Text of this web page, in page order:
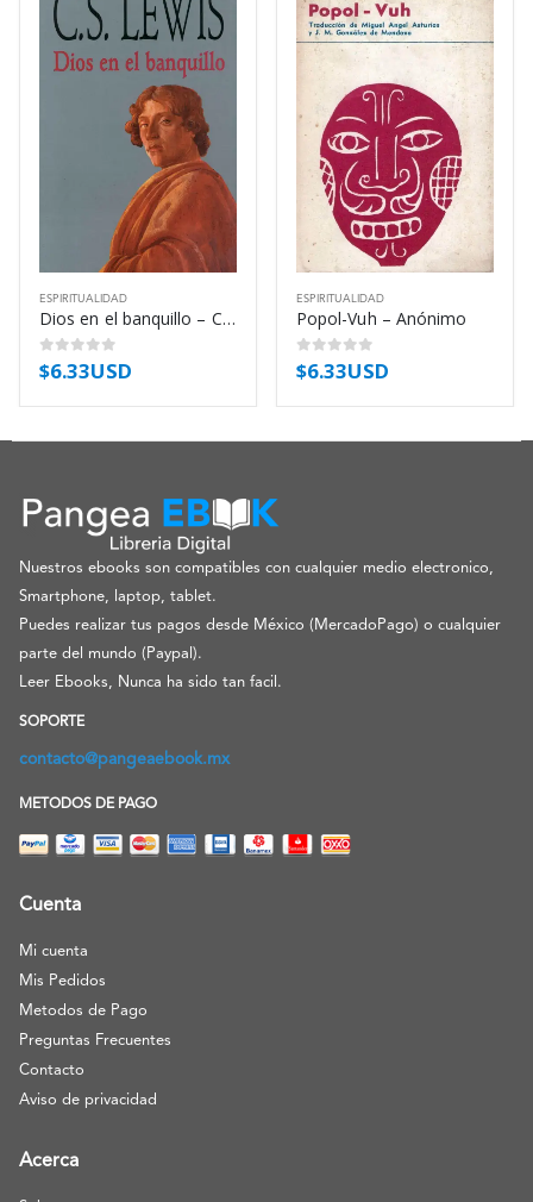
ESPIRITUALIDAD
Dios en el banquillo – C. S. Lewis
0out of 5
$6.33USD
ESPIRITUALIDAD
Popol-Vuh – Anónimo
0out of 5
$6.33USD
Nuestros ebooks son compatibles con cualquier medio electronico,
Smartphone, laptop, tablet.
Puedes realizar tus pagos desde México (MercadoPago) o cualquier
parte del mundo (Paypal).
Leer Ebooks, Nunca ha sido tan facil.
SOPORTE
contacto@pangeaebook.mx
METODOS DE PAGO
Cuenta
Mi cuenta
Mis Pedidos
Metodos de Pago
Preguntas Frecuentes
Contacto
Aviso de privacidad
Acerca